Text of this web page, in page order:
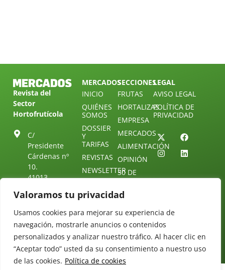
Valoramos tu privacidad
Usamos cookies para mejorar su experiencia de
navegación, mostrarle anuncios o contenidos
personalizados y analizar nuestro tráfico. Al hacer clic en
“Aceptar todo” usted da su consentimiento a nuestro uso
de las cookies. Política de cookies
Revista del
Sector
Hortofrutícola
C/
Presidente
Cárdenas nº
10.
41013
ESPAÑA
Tel: (+34) 954
25 88 51
redaccion@revistamercados.com
MERCADOS
INICIO
QUIÉNES
SOMOS
DOSSIER
Y
TARIFAS
REVISTAS
NEWSLETTER
ÚNETE A
TELEGRAM
CONTACTO
SECCIONES
FRUTAS
HORTALIZAS
EMPRESA
MERCADOS
ALIMENTACIÓN
OPINIÓN
30 DE
30
DIRECTORIO
LEGAL
AVISO LEGAL
POLÍTICA DE
PRIVACIDAD